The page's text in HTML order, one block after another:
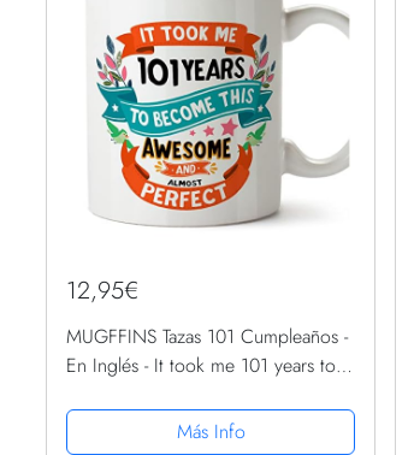
12,95€
MUGFFINS Tazas 101 Cumpleaños -
En Inglés - It took me 101 years to
original y divertido
Más Info